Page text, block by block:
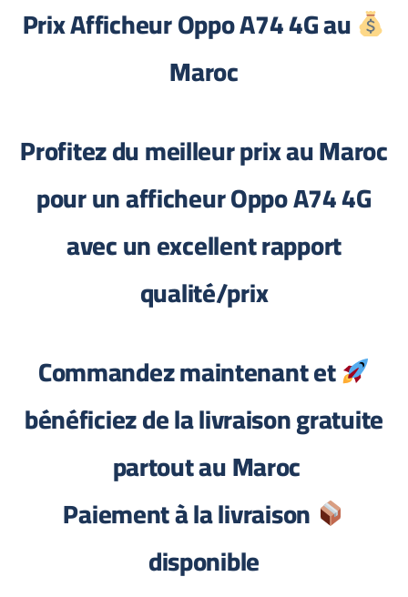
Prix Afficheur Oppo A74 4G au
Maroc
Profitez du meilleur prix au Maroc
pour un afficheur Oppo A74 4G
avec un excellent rapport
qualité/prix
Commandez maintenant et
bénéficiez de la livraison gratuite
partout au Maroc
Paiement à la livraison
disponible